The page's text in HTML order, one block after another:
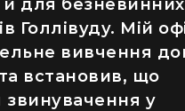
й для безневинних
Голлівуду. Мій
вивчення
та встановив, що
у